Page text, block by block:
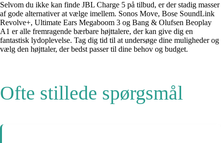
Selvom du ikke kan finde JBL Charge 5 på tilbud, er der stadig masser
af gode alternativer at vælge imellem. Sonos Move, Bose SoundLink
Revolve+, Ultimate Ears Megaboom 3 og Bang & Olufsen Beoplay
A1 er alle fremragende bærbare højttalere, der kan give dig en
fantastisk lydoplevelse. Tag dig tid til at undersøge dine muligheder og
vælg den højttaler, der bedst passer til dine behov og budget.
Ofte stillede spørgsmål